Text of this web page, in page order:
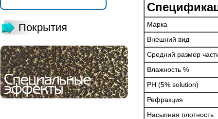
Покрытия
Марка
Внешний вид
Средний размер
Влажность %
PH (5% solution)
Рефракция
Насыпная плотность